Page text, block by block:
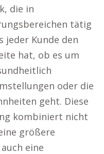
die in
tätig
jeder Kunde den
hat, ob es um
oder die
geht. Diese
kombiniert nicht
größere
eine